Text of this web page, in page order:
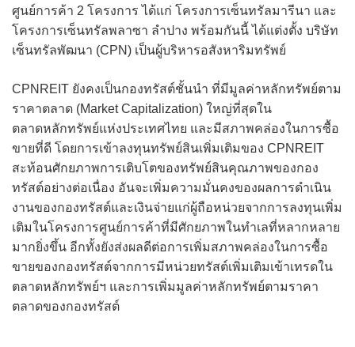
ศูนย์การค้า 2 โครงการ ได้แก่ โครงการเซ็นทรัลมารีนา และ
โครงการเซ็นทรัลพลาซา ลำปาง พร้อมกันนี้ ได้แต่งตั้ง บริษัท
เซ็นทรัลพัฒนา (CPN) เป็นผู้บริหารอสังหาริมทรัพย์
CPNREIT ยังคงเป็นกองทรัสต์ชั้นนำ ที่มีมูลค่าหลักทรัพย์ตาม
ราคาตลาด (Market Capitalization) ใหญ่ที่สุดใน
ตลาดหลักทรัพย์แห่งประเทศไทย และมีสภาพคล่องในการซื้อ
ขายที่ดี โดยการเข้าลงทุนทรัพย์สินเพิ่มเติมของ CPNREIT
สะท้อนศักยภาพการเติบโตของทรัพย์สินคุณภาพของกอง
ทรัสต์อย่างต่อเนื่อง อันจะเพิ่มความมั่นคงของผลการดำเนิน
งานของกองทรัสต์และเงินจ่ายแก่ผู้ถือหน่วยจากการลงทุนเพิ่ม
เติมในโครงการศูนย์การค้าที่มีศักยภาพในทำเลที่หลากหลาย
มากยิ่งขึ้น อีกทั้งยังส่งผลดีต่อการเพิ่มสภาพคล่องในการซื้อ
ขายของกองทรัสต์จากการมีหน่วยทรัสต์เพิ่มเติมเข้าเทรดใน
ตลาดหลักทรัพย์ฯ และการเพิ่มมูลค่าหลักทรัพย์ตามราคา
ตลาดของกองทรัสต์